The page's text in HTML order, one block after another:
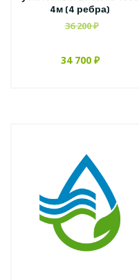
4м (4 ребра)
36 200 ₽
34 700 ₽